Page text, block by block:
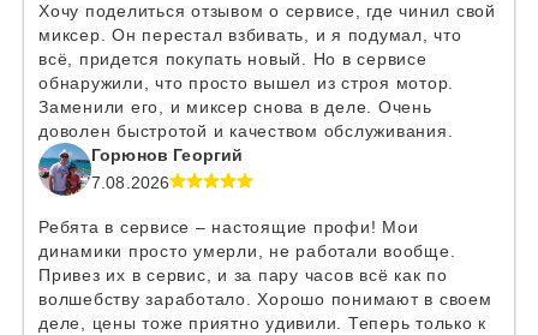
Хочу поделиться отзывом о сервисе, где чинил свой
миксер. Он перестал взбивать, и я подумал, что
всё, придется покупать новый. Но в сервисе
обнаружили, что просто вышел из строя мотор.
Заменили его, и миксер снова в деле. Очень
доволен быстротой и качеством обслуживания.
Горюнов Георгий
7.08.2026
Ребята в сервисе – настоящие профи! Мои
динамики просто умерли, не работали вообще.
Привез их в сервис, и за пару часов всё как по
волшебству заработало. Хорошо понимают в своем
деле, цены тоже приятно удивили. Теперь только к